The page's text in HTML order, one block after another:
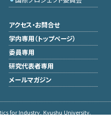
アクセス・お問合せ
学内専用（トップページ）
委員専用
研究代表者専用
メールマガジン
for Industry, Kyushu University.